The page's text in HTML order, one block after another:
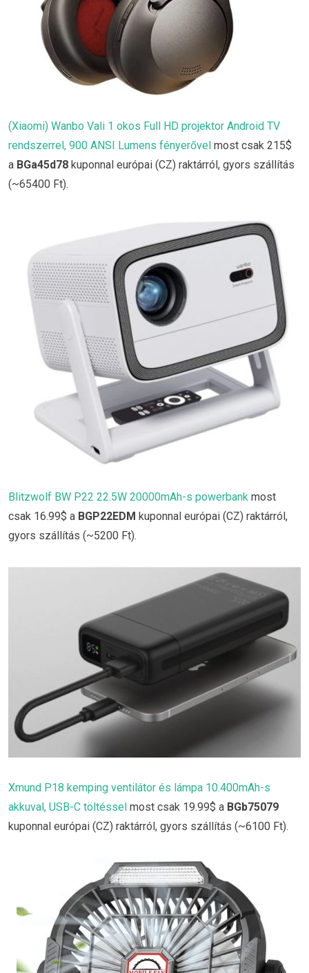
(Xiaomi) Wanbo Vali 1 okos Full HD projektor Android TV
rendszerrel, 900 ANSI Lumens fényerővel most csak 215$
a BGa45d78 kuponnal európai (CZ) raktárról, gyors szállítás
(~65400 Ft).
Blitzwolf BW P22 22.5W 20000mAh-s powerbank most
csak 16.99$ a BGP22EDM kuponnal európai (CZ) raktárról,
gyors szállítás (~5200 Ft).
Xmund P18 kemping ventilátor és lámpa 10.400mAh-s
akkuval, USB-C töltéssel most csak 19.99$ a BGb75079
kuponnal európai (CZ) raktárról, gyors szállítás (~6100 Ft).